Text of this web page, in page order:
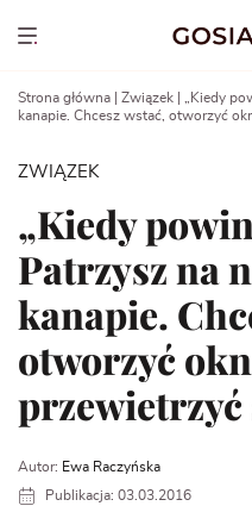
Show menu
Strona główna Związek
„Kiedy
kanapie. Chcesz wstać, otworzyć
ZWIĄZEK
„Kiedy
Patrzysz na
kanapie.
otworzyć
przewietrzyć
Autor: Ewa Raczyńska
Publikacja: 03.03.2016